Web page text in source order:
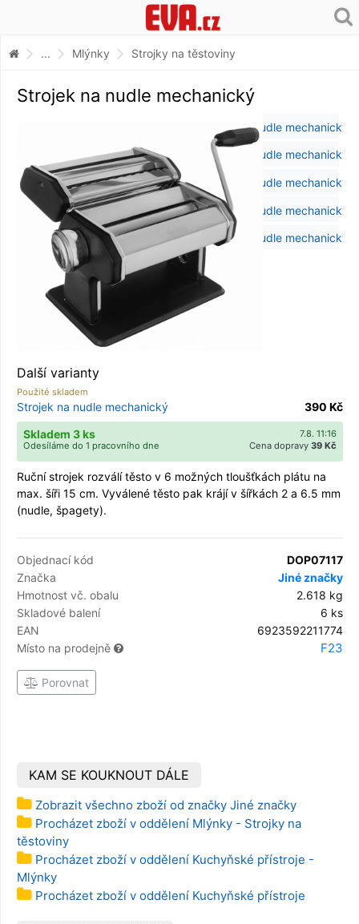
... Mlýnky Strojky na těstoviny
Strojek na nudle mechanický
Další varianty
Použité skladem
390 Kč
Strojek na nudle mechanický
7.8. 11:16
Skladem 3 ks
Cena dopravy 39 Kč
Odesíláme do 1 pracovního dne
Ruční strojek rozválí těsto v 6 možných tloušťkách plátu na
max. šíři 15 cm. Vyválené těsto pak krájí v šířkách 2 a 6.5 mm
(nudle, špagety).
Objednací kód
DOP07117
Značka
Jiné značky
Hmotnost vč. obalu
2.618 kg
Skladové balení
6 ks
EAN
6923592211774
Místo na prodejně
F23
Porovnat
KAM SE KOUKNOUT DÁLE
Zobrazit všechno zboží od značky Jiné značky
Procházet zboží v oddělení Mlýnky - Strojky na
těstoviny
Procházet zboží v oddělení Kuchyňské přístroje -
Mlýnky
Procházet zboží v oddělení Kuchyňské přístroje